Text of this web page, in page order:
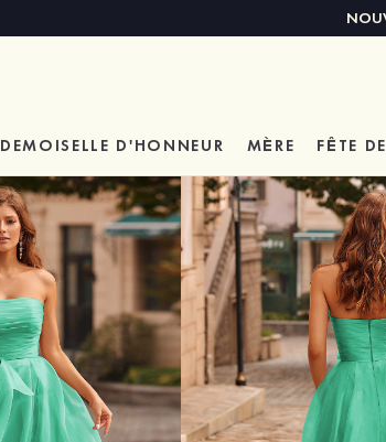
DEMOISELLE D'HONNEUR MÈRE FÊTE